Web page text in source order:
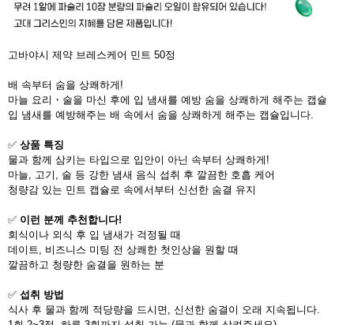
고바야시 제약 브레스케어 민트 50정
배 속부터 숨을 상쾌하게!
마늘 요리・술을 마신 후에 입 냄새를 예방 숨을 상쾌하게 해주는 캡슐
입 냄새를 예방해주는 배 속에서 숨을 상쾌하게 해주는 캡슐입니다.
✅ 상품 특징
물과 함께 삼키는 타입으로 입안이 아닌 속부터 상쾌하게!
마늘, 고기, 술 등 강한 냄새 음식 섭취 후 깔끔한 호흡 케어
청량감 있는 민트 캡슐로 속에서부터 신선한 숨결 유지
✅ 이런 분께 추천합니다!
회식이나 외식 후 입 냄새가 걱정될 때
데이트, 비즈니스 미팅 전 상쾌한 첫인상을 원할 때
깔끔하고 청량한 숨결을 원하는 분
✅ 섭취 방법
식사 후 물과 함께 적당량을 드시면, 신선한 숨결이 오래 지속됩니다.